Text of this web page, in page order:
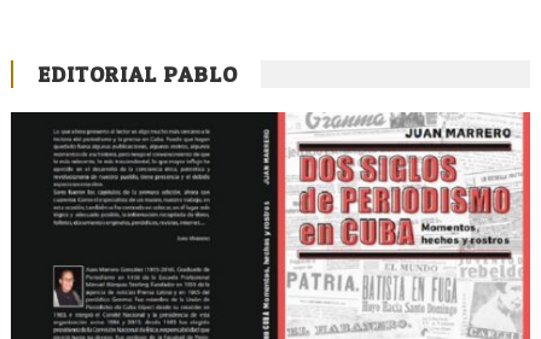
EDITORIAL PABLO